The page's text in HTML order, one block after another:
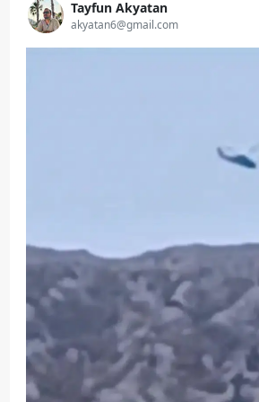
Tayfun Akyatan
akyatan6@gmail.com